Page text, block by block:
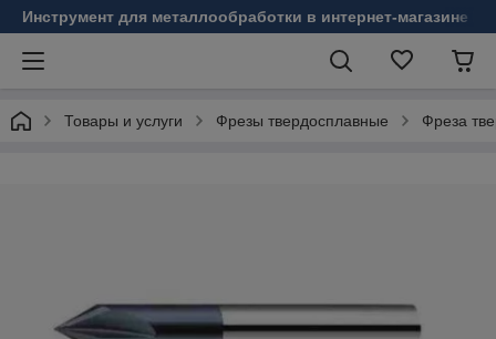
Инструмент для металлообработки в интернет-магазине
Товары и услуги Фрезы твердосплавные Фреза